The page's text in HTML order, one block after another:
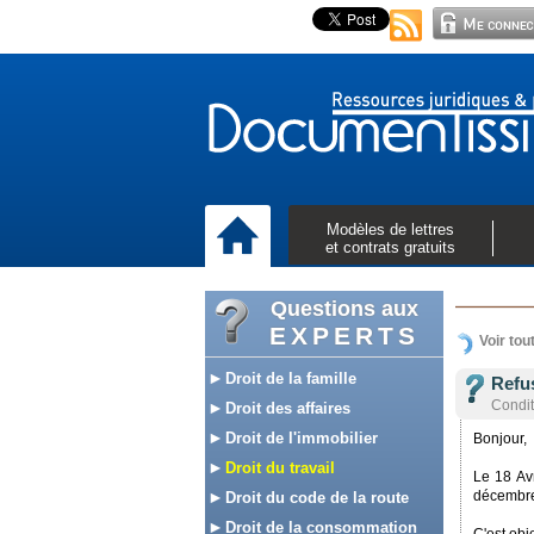
Modèles de lettres
et contrats gratuits
Questions aux
EXPERTS
Droit de la famille
Droit des affaires
Droit de l'immobilier
Droit du travail
Droit du code de la route
Droit de la consommation
Voir
Bonjour,
Le 18